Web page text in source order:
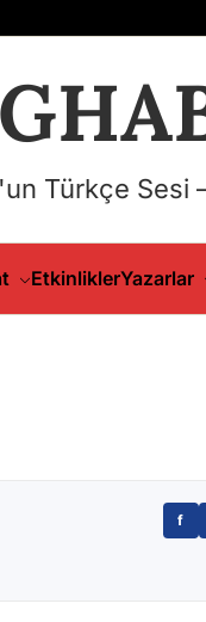
Türkçe Sesi
EtkinliklerYazarlar
f